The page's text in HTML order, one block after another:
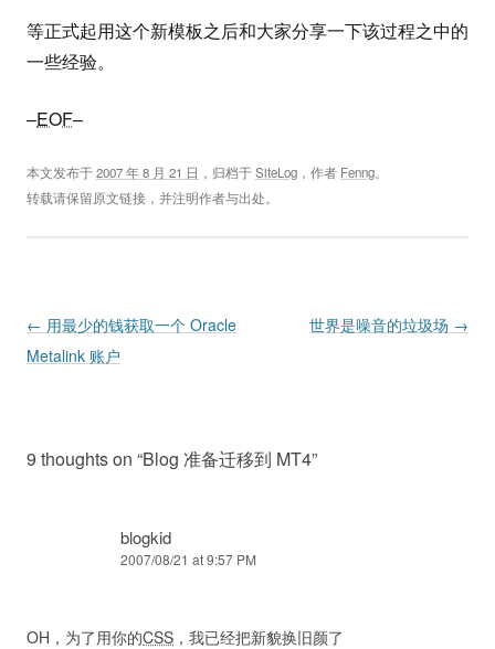
等正式起用这个新模板之后和大家分享一下该过程之中的
一些经验。
–EOF–
本文发布于2007 年 8 月 21 日 ，归档于SiteLog ，作者 Fenng。
转载请保留原文链接，并注明作者与出处。
Post navigation
← 用最少的钱获取一个 Oracle
Metalink 账户
世界是噪音的垃圾场 →
9 thoughts on “Blog 准备迁移到 MT4”
blogkid
2007/08/21 at 9:57 PM
OH，为了用你的CSS ，我已经把新貌换旧颜了